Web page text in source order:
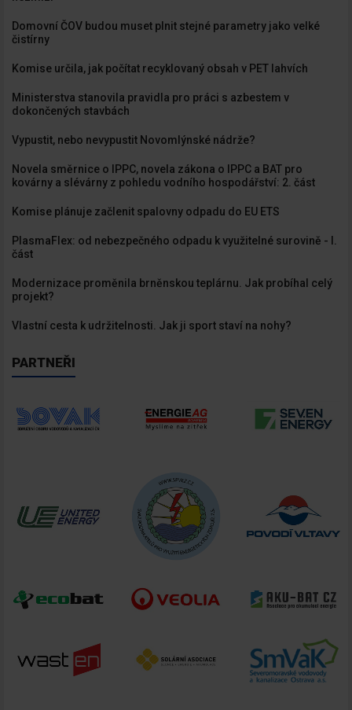
Domovní ČOV budou muset plnit stejné parametry jako velké
čistírny
Komise určila, jak počítat recyklovaný obsah v PET lahvích
Ministerstva stanovila pravidla pro práci s azbestem v
dokončených stavbách
Vypustit, nebo nevypustit Novomlýnské nádrže?
Novela směrnice o IPPC, novela zákona o IPPC a BAT pro
kovárny a slévárny z pohledu vodního hospodářství: 2. část
Komise plánuje začlenit spalovny odpadu do EU ETS
PlasmaFlex: od nebezpečného odpadu k využitelné surovině - I.
část
Modernizace proměnila brněnskou teplárnu. Jak probíhal celý
projekt?
Vlastní cesta k udržitelnosti. Jak ji sport staví na nohy?
PARTNEŘI